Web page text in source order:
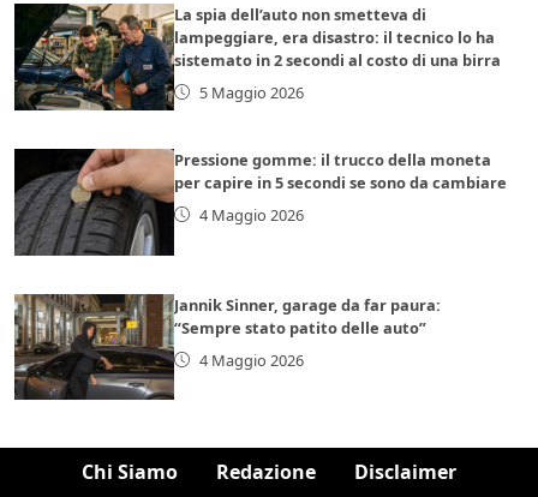
La spia dell’auto non smetteva di
lampeggiare, era disastro: il tecnico lo ha
sistemato in 2 secondi al costo di una birra
5 Maggio 2026
Pressione gomme: il trucco della moneta
per capire in 5 secondi se sono da cambiare
4 Maggio 2026
Jannik Sinner, garage da far paura:
“Sempre stato patito delle auto”
4 Maggio 2026
Chi Siamo Redazione Disclaimer